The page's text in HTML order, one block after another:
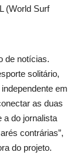
(World Surf
de notícias.
solitário,
em
as duas
a do jornalista
contrárias”,
do projeto.